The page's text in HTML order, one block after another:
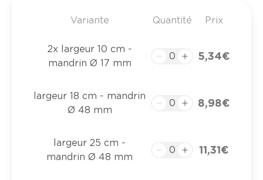
Variante Quantité Prix
2x largeur 10 cm -
mandrin Ø 17 mm
5,34 €
largeur 18 cm - mandrin
Ø 48 mm
8,98 €
largeur 25 cm -
mandrin Ø 48 mm
11,31 €